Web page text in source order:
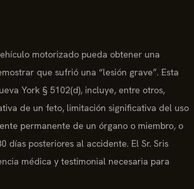
motorizado pueda obtener una
que sufrió una “lesión grave”. Esta
York § 5102(d), incluye, entre otros,
de un feto, limitación significativa del uso
permanente de un órgano o miembro, o
días posteriores al accidente. El Sr. Sris
médica y testimonial necesaria para